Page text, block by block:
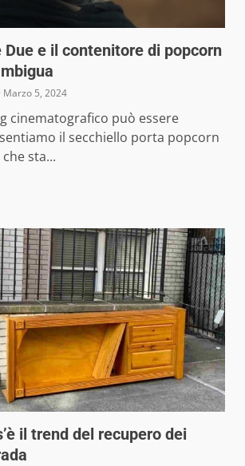
Due e il contenitore di popcorn
Marzo 5, 2024
cinematografico può essere
il secchiello porta popcorn
sta...
il trend del recupero dei